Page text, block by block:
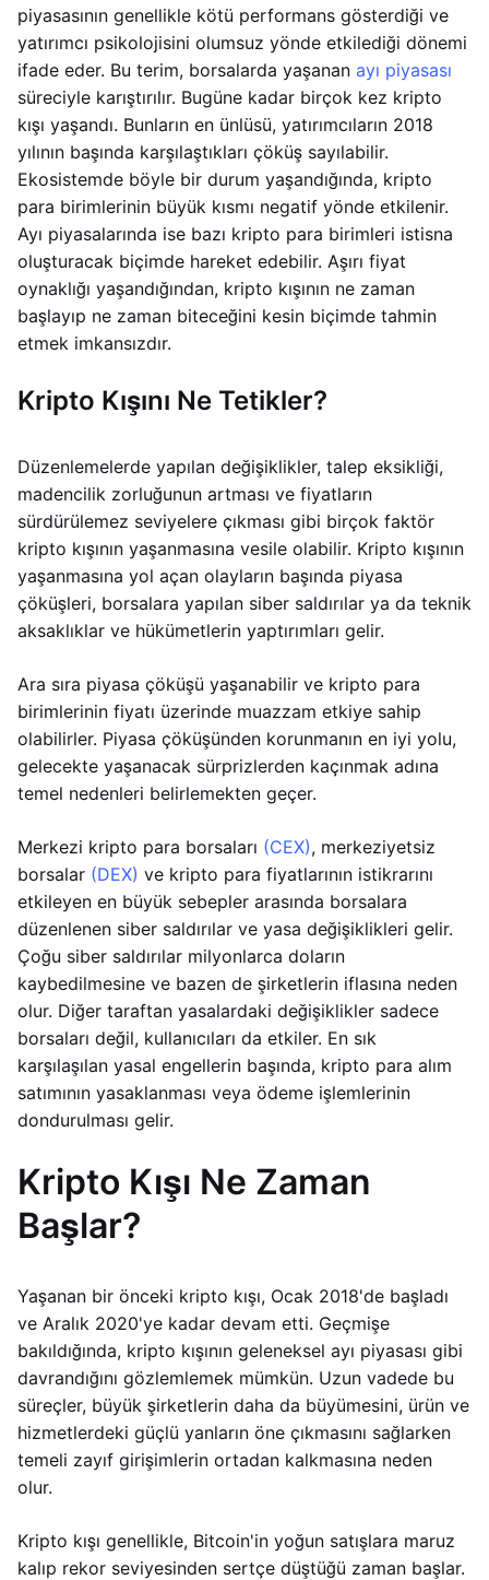
piyasasının genellikle kötü performans gösterdiği ve
yatırımcı psikolojisini olumsuz yönde etkilediği dönemi
ifade eder. Bu terim, borsalarda yaşanan ayı piyasası
süreciyle karıştırılır. Bugüne kadar birçok kez kripto
kışı yaşandı. Bunların en ünlüsü, yatırımcıların 2018
yılının başında karşılaştıkları çöküş sayılabilir.
Ekosistemde böyle bir durum yaşandığında, kripto
para birimlerinin büyük kısmı negatif yönde etkilenir.
Ayı piyasalarında ise bazı kripto para birimleri istisna
oluşturacak biçimde hareket edebilir. Aşırı fiyat
oynaklığı yaşandığından, kripto kışının ne zaman
başlayıp ne zaman biteceğini kesin biçimde tahmin
etmek imkansızdır.
Kripto Kışını Ne Tetikler?
Düzenlemelerde yapılan değişiklikler, talep eksikliği,
madencilik zorluğunun artması ve fiyatların
sürdürülemez seviyelere çıkması gibi birçok faktör
kripto kışının yaşanmasına vesile olabilir. Kripto kışının
yaşanmasına yol açan olayların başında piyasa
çöküşleri, borsalara yapılan siber saldırılar ya da teknik
aksaklıklar ve hükümetlerin yaptırımları gelir.
Ara sıra piyasa çöküşü yaşanabilir ve kripto para
birimlerinin fiyatı üzerinde muazzam etkiye sahip
olabilirler. Piyasa çöküşünden korunmanın en iyi yolu,
gelecekte yaşanacak sürprizlerden kaçınmak adına
temel nedenleri belirlemekten geçer.
Merkezi kripto para borsaları (CEX), merkeziyetsiz
borsalar (DEX) ve kripto para fiyatlarının istikrarını
etkileyen en büyük sebepler arasında borsalara
düzenlenen siber saldırılar ve yasa değişiklikleri gelir.
Çoğu siber saldırılar milyonlarca doların
kaybedilmesine ve bazen de şirketlerin iflasına neden
olur. Diğer taraftan yasalardaki değişiklikler sadece
borsaları değil, kullanıcıları da etkiler. En sık
karşılaşılan yasal engellerin başında, kripto para alım
satımının yasaklanması veya ödeme işlemlerinin
dondurulması gelir.
Kripto Kışı Ne Zaman
Başlar?
Yaşanan bir önceki kripto kışı, Ocak 2018'de başladı
ve Aralık 2020'ye kadar devam etti. Geçmişe
bakıldığında, kripto kışının geleneksel ayı piyasası gibi
davrandığını gözlemlemek mümkün. Uzun vadede bu
süreçler, büyük şirketlerin daha da büyümesini, ürün ve
hizmetlerdeki güçlü yanların öne çıkmasını sağlarken
temeli zayıf girişimlerin ortadan kalkmasına neden
olur.
Kripto kışı genellikle, Bitcoin'in yoğun satışlara maruz
kalıp rekor seviyesinden sertçe düştüğü zaman başlar.